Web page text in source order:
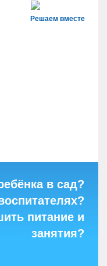
Решаем вместе
в сад?
питание и
занятия?